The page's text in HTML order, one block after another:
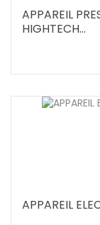
APPAREIL
HIGHTECH...
APPAREIL